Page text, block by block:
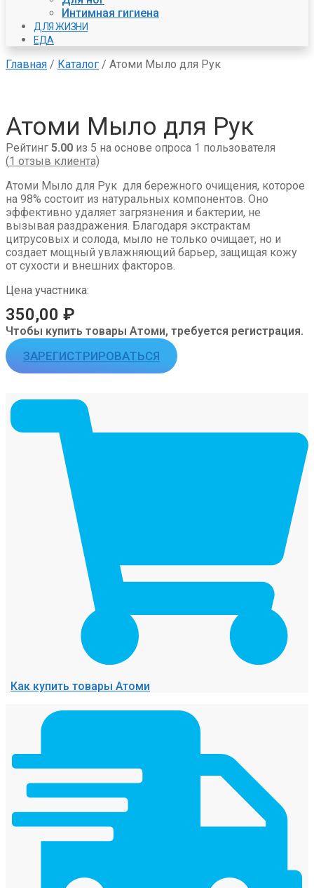
Интимная гигиена
ДЛЯ ЖИЗНИ
ЕДА
Главная / Каталог / Атоми Мыло для Рук
Атоми Мыло для Рук
Рейтинг 5.00 из 5 на основе опроса 1 пользователя
(1 отзыв клиента)
Атоми Мыло для Рук для бережного очищения, которое
на 98% состоит из натуральных компонентов. Оно
эффективно удаляет загрязнения и бактерии, не
вызывая раздражения. Благодаря экстрактам
цитрусовых и солода, мыло не только очищает, но и
создает мощный увлажняющий барьер, защищая кожу
от сухости и внешних факторов.
Цена участника:
350,00 ₽
Чтобы купить товары Атоми, требуется регистрация.
ЗАРЕГИСТРИРОВАТЬСЯ
Как купить товары Атоми